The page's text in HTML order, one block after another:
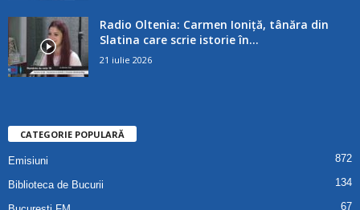
Radio Oltenia: Carmen Ioniță, tânăra din
Slatina care scrie istorie în...
21 iulie 2026
CATEGORIE POPULARĂ
Emisiuni 872
Biblioteca de Bucurii 134
67